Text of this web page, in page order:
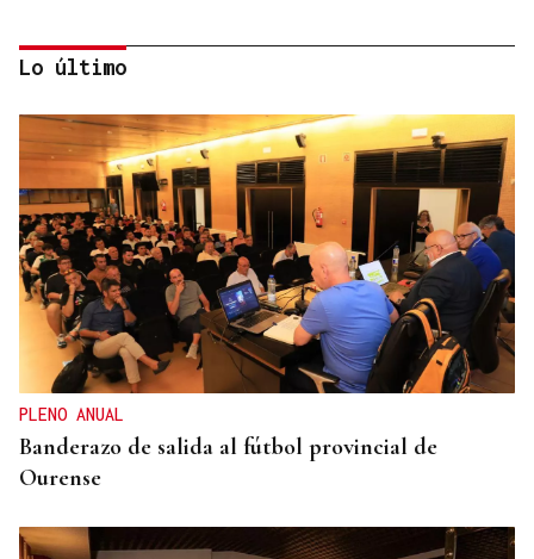
ENTREVISTA
Jorge Vázquez: "Nuestro objetivo a 2028 es crecer
creando valor para el accionista y para el equipo
que lo hace posible"
Lo último
PLENO ANUAL
Banderazo de salida al fútbol provincial de
Ourense